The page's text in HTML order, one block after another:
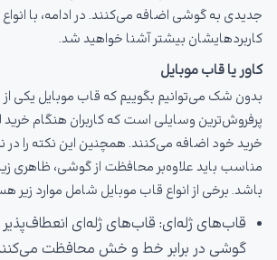
جدیدی به گوشی اضافه می‌کنند. در ادامه، با انواع
کاربردهایشان بیشتر آشنا خواهید شد.
کاور یا قاب موبایل
بدون شک می‌توانیم بگوییم که قاب موبایل یکی
پرفروش‌ترین وسایلی است که کاربران هنگام خرید
خرید خود اضافه می‌کنند. همچنین این نکته را در
مناسب باید علاوه‌بر محافظت از گوشی، ظاهری
باشد. برخی از انواع قاب موبایل شامل موارد زیر
قاب‌های ژله‌ای: قاب‌های ژله‌ای
گوشی در برابر خط و خش محافظت